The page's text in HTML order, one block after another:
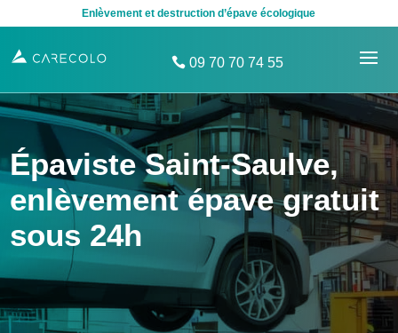
Enlèvement et destruction d’épave écologique
09 70 70 74 55
Épaviste Saint-Saulve,
enlèvement épave gratuit
sous 24h